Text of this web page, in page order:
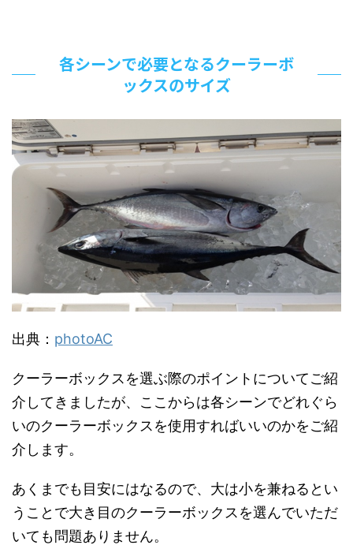
各シーンで必要となるクーラーボ
ックスのサイズ
出典： photoAC
クーラーボックスを選ぶ際のポイントについてご紹
介してきましたが、ここからは各シーンでどれぐら
いのクーラーボックスを使用すればいいのかをご紹
介します。
あくまでも目安にはなるので、大は小を兼ねるとい
うことで大き目のクーラーボックスを選んでいただ
いても問題ありません。